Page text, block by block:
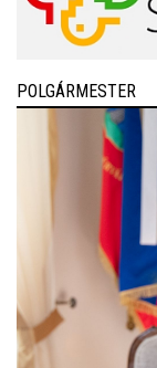
POLGÁRMESTER